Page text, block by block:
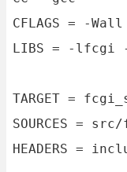
CFLAGS = -
LIBS = -lfcgi
TARGET =
SOURCES =
HEADERS =